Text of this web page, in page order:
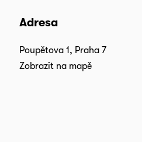
Adresa
Poupětova 1, Praha 7
Zobrazit na mapě